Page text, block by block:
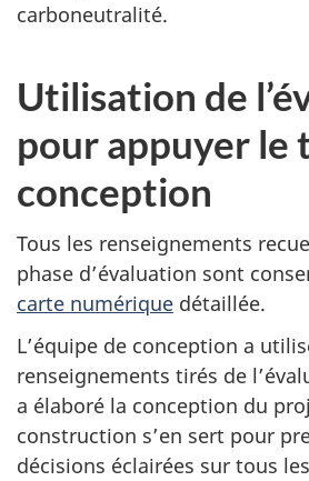
carboneutralité.
Utilisation de
pour appuyer le
conception
Tous les renseignements
phase d’évaluation sont
carte numérique détaillée.
L’équipe de conception a
renseignements tirés de
a élaboré la conception du
construction s’en sert pour
décisions éclairées sur tous